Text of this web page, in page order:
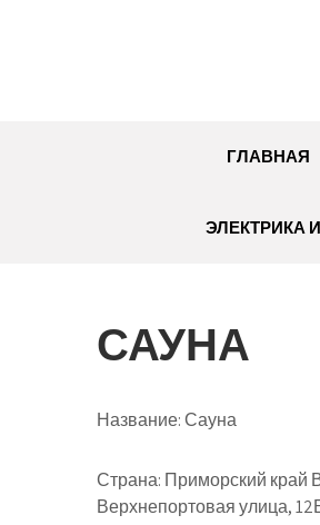
ГЛАВНАЯ
ЭЛЕКТРИКА
САУНА
Название:Сауна
Страна: Приморский край
Верхнепортовая улица,